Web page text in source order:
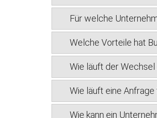
Für welche
Welche Vorteile hat
Wie läuft der
Wie läuft eine
Wie kann ein